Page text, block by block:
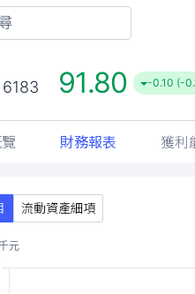
6183 91.80 -0.10 (-
財務報表 獲利
流動資產細項